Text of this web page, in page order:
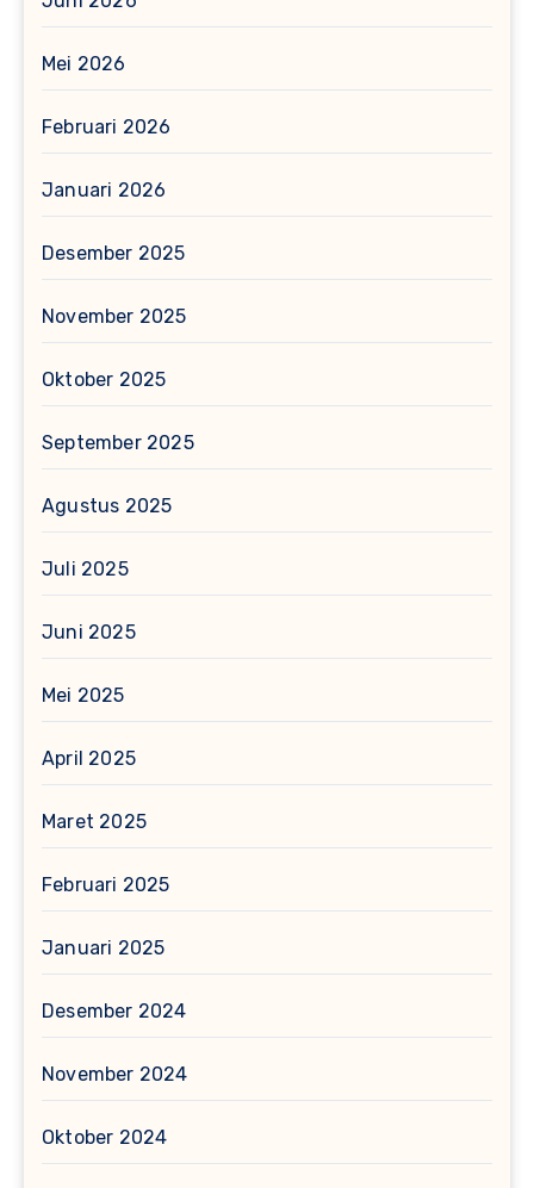
Mei 2026
Februari 2026
Januari 2026
Desember 2025
November 2025
Oktober 2025
September 2025
Agustus 2025
Juli 2025
Juni 2025
Mei 2025
April 2025
Maret 2025
Februari 2025
Januari 2025
Desember 2024
November 2024
Oktober 2024